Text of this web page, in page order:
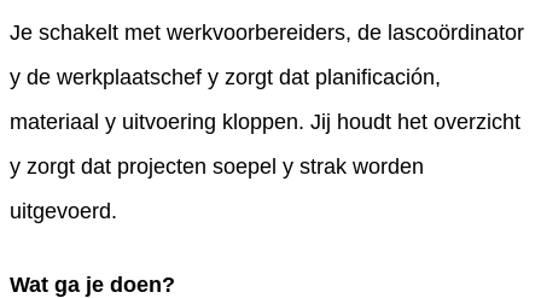
Je schakelt met werkvoorbereiders, de lascoördinator
y de werkplaatschef y zorgt dat planificación,
materiaal y uitvoering kloppen. Jij houdt het overzicht
y zorgt dat projecten soepel y strak worden
uitgevoerd.
Wat ga je doen?